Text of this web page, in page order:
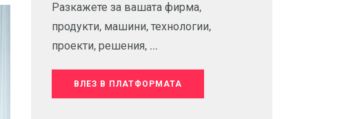
Разкажете за вашата фирма,
продукти, машини, технологии,
проекти, решения, ...
ВЛЕЗ В ПЛАТФОРМАТА